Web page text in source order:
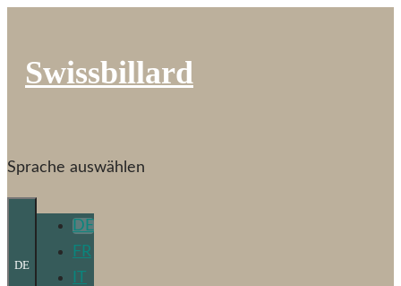
Swissbillard
Sprache auswählen
DE
DE
FR